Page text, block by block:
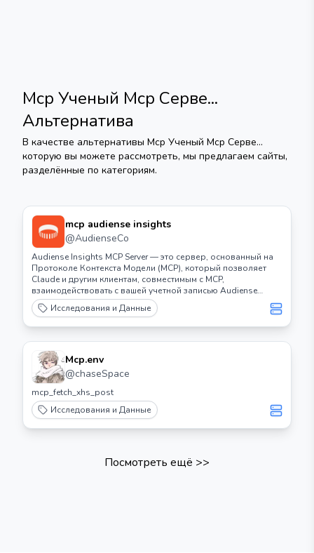
Mcp Ученый Mcp Серве...
Альтернатива
В качестве альтернативы Mcp Ученый Mcp Серве...
которую вы можете рассмотреть, мы предлагаем сайты,
разделённые по категориям.
mcp audiense insights
@AudienseCo
Audiense Insights MCP Server — это сервер, основанный на
Протоколе Контекста Модели (MCP), который позволяет
Claude и другим клиентам, совместимым с MCP,
взаимодействовать с вашей учетной записью Audiense
Insights.
Исследования и Данные
Mcp.env
@chaseSpace
mcp_fetch_xhs_post
Исследования и Данные
Посмотреть ещё >>